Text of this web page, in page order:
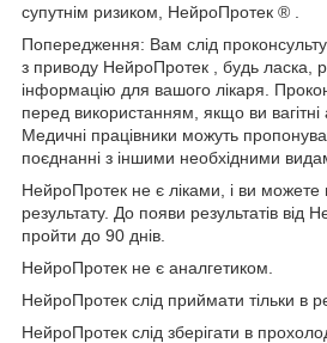
супутнім ризиком, НейроПротек ®
Попередження: Вам слід
з приводу НейроПротек , будь ласка,
інформацію для вашого лікаря.
перед використанням, якщо ви вагітні
Медичні працівники можуть
поєднанні з іншими необхідними
НейроПротек не є ліками, і ви
результату. До появи результатів від
пройти до 90 днів.
НейроПротек не є аналгетиком.
НейроПротек слід приймати тільки в
НейроПротек слід зберігати в